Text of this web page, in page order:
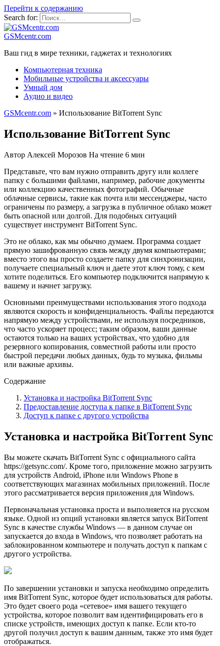
Перейти к содержанию
Search for:
GSMcentr.com
Ваш гид в мире техники, гаджетах и технологиях
Компьютерная техника
Мобильные устройства и аксессуары
Умный дом
Аудио и видео
GSMcentr.com » Использование BitTorrent Sync
Использование BitTorrent Sync
Автор Алексей Морозов На чтение 6 мин
Представьте, что вам нужно отправить другу или коллеге
папку с большими файлами, например, рабочие документы
или коллекцию качественных фотографий. Обычные
облачные сервисы, такие как почта или мессенджеры, часто
ограничены по размеру, а загрузка в публичное облако может
быть опасной или долгой. Для подобных ситуаций
существует инструмент BitTorrent Sync.
Это не облако, как мы обычно думаем. Программа создает
прямую зашифрованную связь между двумя компьютерами;
вместо этого вы просто создаете папку для синхронизации,
получаете специальный ключ и даете этот ключ тому, с кем
хотите поделиться. Его компьютер подключится напрямую к
вашему и начнет загрузку.
Основными преимуществами использования этого подxода
являются скорость и конфиденциальность. Файлы передаются
напрямую между устройствами, не используя посредников,
что часто ускоряет процесс; таким образом, ваши данные
остаются только на ваших устройствах, что удобно для
резервного копирования, совместной работы или просто
быстрой передачи любых данных, будь то музыка, фильмы
или важные архивы.
Содержание
Установка и настройка BitTorrent Sync
Предоставление доступа к папке в BitTorrent Sync
Доступ к папке с другого устройства
Установка и настройка BitTorrent Sync
Вы можете скачать BitTorrent Sync с официального сайта
https://getsync.com/. Кроме того, приложение можно загрузить
для устройств Android, iPhone или Windows Phone в
соответствующих магазинах мобильных приложений. После
этого рассматривается версия приложения для Windows.
Первоначальная установка проста и выполняется на русском
языке. Одной из опций установки является запуск BitTorrent
Sync в качестве службы Windows — в данном случае он
запускается до входа в Windows, что позволяет работать на
заблокированном компьютере и получать доступ к папкам с
другого устройства.
По завершении установки и запуска необходимо определить
имя BitTorrent Sync, которое будет использоваться для работы.
Это будет своего рода «сетевое» имя вашего текущего
устройства, которое позволит вам идентифицировать его в
списке устройств, имеющих доступ к папке. Если кто-то
другой получил доступ к вашим данным, также это имя будет
отображаться.